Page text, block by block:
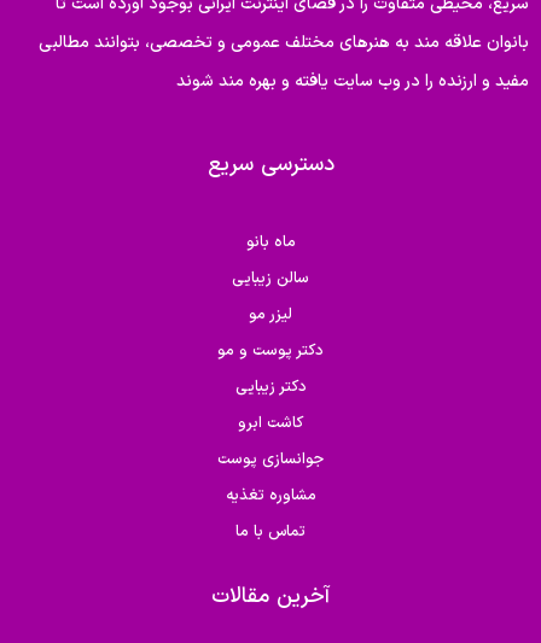
بانوان علاقه مند به هنرهای مختلف عمومی و تخصصی، بتوانند مطالبی
مفید و ارزنده را در وب سایت یافته و بهره مند شوند
دسترسی سریع
ماه بانو
سالن زیبایی
لیزر مو
دکتر پوست و مو
دکتر زیبایی
کاشت ابرو
جوانسازی پوست
مشاوره تغذیه
تماس با ما
آخرین مقالات